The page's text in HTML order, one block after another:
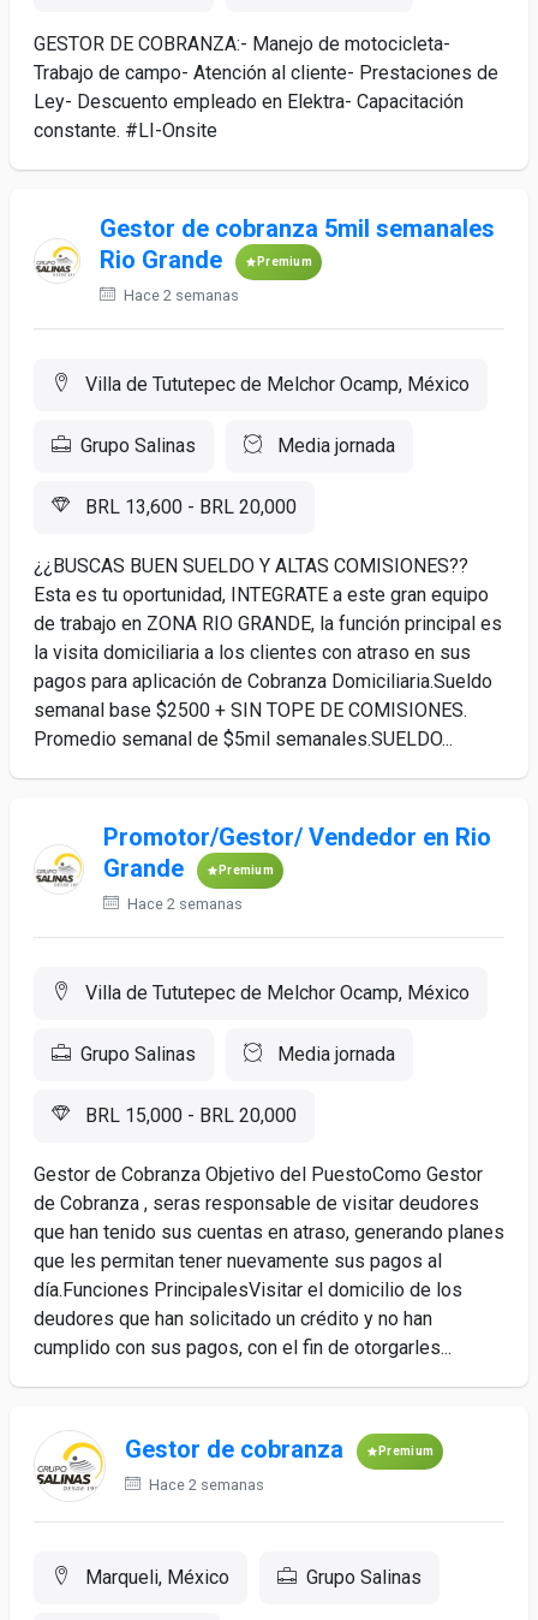
GESTOR DE COBRANZA:- Manejo de motocicleta-
Trabajo de campo- Atención al cliente- Prestaciones de
Ley- Descuento empleado en Elektra- Capacitación
constante. #LI-Onsite
Gestor de cobranza 5mil semanales
Rio Grande
Premium
Hace 2 semanas
Villa de Tututepec de Melchor Ocamp, México
Grupo Salinas Media jornada
BRL 13,600 - BRL 20,000
¿¿BUSCAS BUEN SUELDO Y ALTAS COMISIONES??
Esta es tu oportunidad, INTEGRATE a este gran equipo
de trabajo en ZONA RIO GRANDE, la función principal es
la visita domiciliaria a los clientes con atraso en sus
pagos para aplicación de Cobranza Domiciliaria.Sueldo
semanal base $2500 + SIN TOPE DE COMISIONES.
Promedio semanal de $5mil semanales.SUELDO...
Promotor/Gestor/ Vendedor en Rio
Grande
Premium
Hace 2 semanas
Villa de Tututepec de Melchor Ocamp, México
Grupo Salinas Media jornada
BRL 15,000 - BRL 20,000
Gestor de Cobranza Objetivo del PuestoComo Gestor
de Cobranza , seras responsable de visitar deudores
que han tenido sus cuentas en atraso, generando planes
que les permitan tener nuevamente sus pagos al
día.Funciones PrincipalesVisitar el domicilio de los
deudores que han solicitado un crédito y no han
cumplido con sus pagos, con el fin de otorgarles...
Gestor de cobranza Premium
Hace 2 semanas
Marqueli, México Grupo Salinas